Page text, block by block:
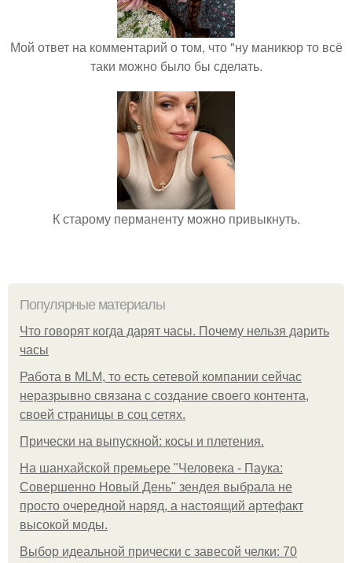
Мой ответ на комментарий о том, что "ну маникюр то всё
таки можно было бы сделать.
К старому перманенту можно привыкнуть.
Популярные материалы
Что говорят когда дарят часы. Почему нельзя дарить
часы
Работа в MLM, то есть сетевой компании сейчас
неразрывно связана с создание своего контента,
своей страницы в соц сетях.
Прически на выпускной: косы и плетения.
На шанхайской премьере "Человека - Паука:
Совершенно Новый День" зендея выбрала не
просто очередной наряд, а настоящий артефакт
высокой моды.
Выбор идеальной прически с завесой челки: 70